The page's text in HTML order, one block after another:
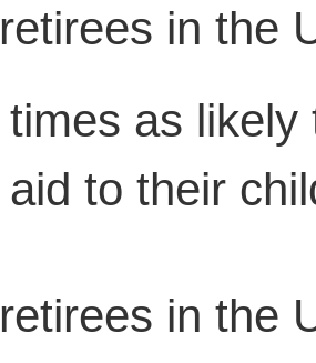
retirees in the
times as likely
aid to their
retirees in the